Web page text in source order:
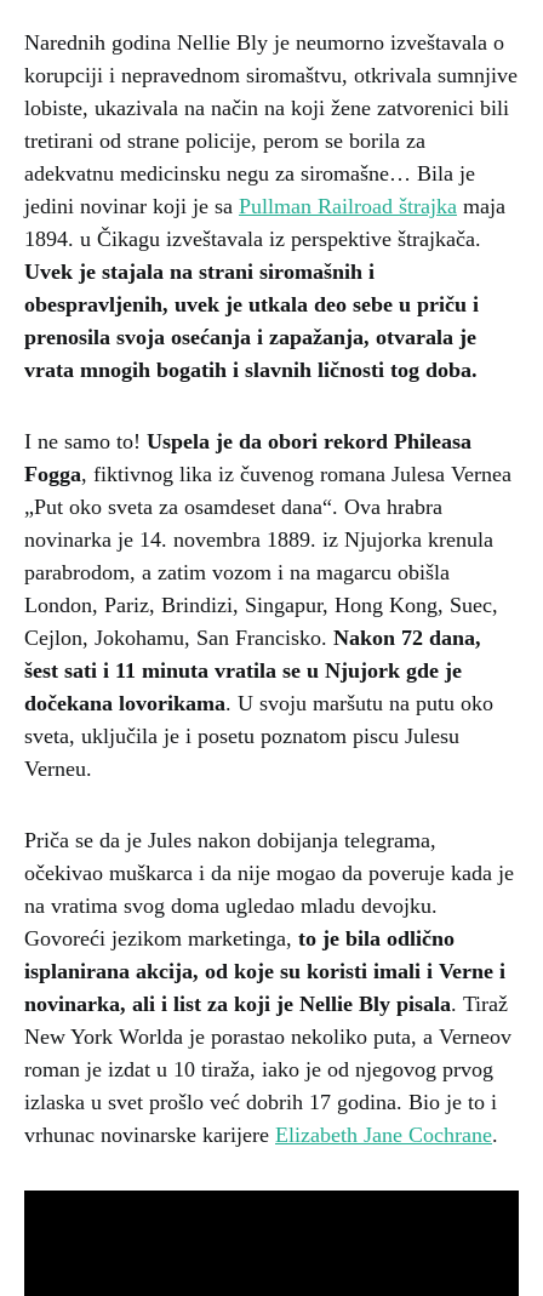
Narednih godina Nellie Bly je neumorno izveštavala o
korupciji i nepravednom siromaštvu, otkrivala sumnjive
lobiste, ukazivala na način na koji žene zatvorenici bili
tretirani od strane policije, perom se borila za
adekvatnu medicinsku negu za siromašne… Bila je
jedini novinar koji je sa Pullman Railroad štrajka maja
1894. u Čikagu izveštavala iz perspektive štrajkača.
Uvek je stajala na strani siromašnih i
obespravljenih, uvek je utkala deo sebe u priču i
prenosila svoja osećanja i zapažanja, otvarala je
vrata mnogih bogatih i slavnih ličnosti tog doba.
I ne samo to! Uspela je da obori rekord Phileasa
Fogga, fiktivnog lika iz čuvenog romana Julesa Vernea
„Put oko sveta za osamdeset dana“. Ova hrabra
novinarka je 14. novembra 1889. iz Njujorka krenula
parabrodom, a zatim vozom i na magarcu obišla
London, Pariz, Brindizi, Singapur, Hong Kong, Suec,
Cejlon, Jokohamu, San Francisko. Nakon 72 dana,
šest sati i 11 minuta vratila se u Njujork gde je
dočekana lovorikama. U svoju maršutu na putu oko
sveta, uključila je i posetu poznatom piscu Julesu
Verneu.
Priča se da je Jules nakon dobijanja telegrama,
očekivao muškarca i da nije mogao da poveruje kada je
na vratima svog doma ugledao mladu devojku.
Govoreći jezikom marketinga, to je bila odlično
isplanirana akcija, od koje su koristi imali i Verne i
novinarka, ali i list za koji je Nellie Bly pisala. Tiraž
New York Worlda je porastao nekoliko puta, a Verneov
roman je izdat u 10 tiraža, iako je od njegovog prvog
izlaska u svet prošlo već dobrih 17 godina. Bio je to i
vrhunac novinarske karijere Elizabeth Jane Cochrane.